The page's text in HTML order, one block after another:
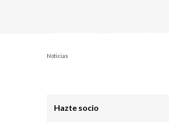
Noticias
Hazte socio